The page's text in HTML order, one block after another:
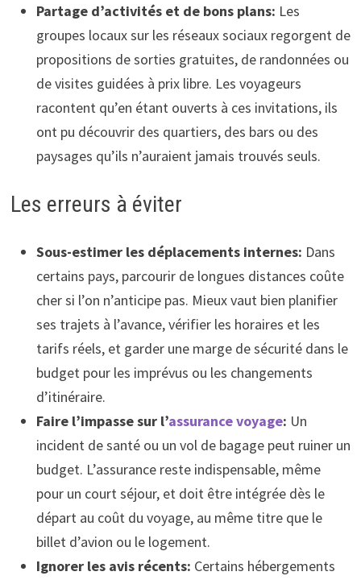
Partage d’activités et de bons plans: Les
groupes locaux sur les réseaux sociaux regorgent de
propositions de sorties gratuites, de randonnées ou
de visites guidées à prix libre. Les voyageurs
racontent qu’en étant ouverts à ces invitations, ils
ont pu découvrir des quartiers, des bars ou des
paysages qu’ils n’auraient jamais trouvés seuls.
Les erreurs à éviter
Sous-estimer les déplacements internes: Dans
certains pays, parcourir de longues distances coûte
cher si l’on n’anticipe pas. Mieux vaut bien planifier
ses trajets à l’avance, vérifier les horaires et les
tarifs réels, et garder une marge de sécurité dans le
budget pour les imprévus ou les changements
d’itinéraire.
Faire l’impasse sur l’assurance voyage: Un
incident de santé ou un vol de bagage peut ruiner un
budget. L’assurance reste indispensable, même
pour un court séjour, et doit être intégrée dès le
départ au coût du voyage, au même titre que le
billet d’avion ou le logement.
Ignorer les avis récents: Certains hébergements